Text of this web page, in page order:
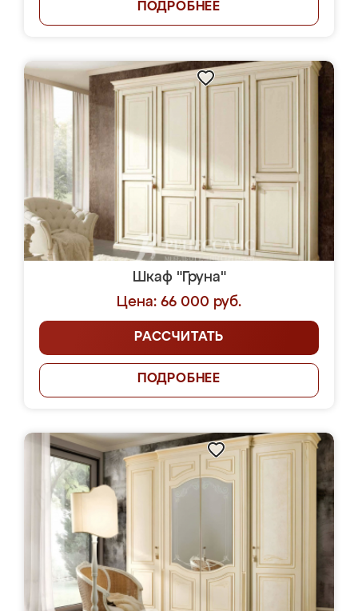
ПОДРОБНЕЕ
Шкаф "Груна"
Цена: 66 000 руб.
РАССЧИТАТЬ
ПОДРОБНЕЕ